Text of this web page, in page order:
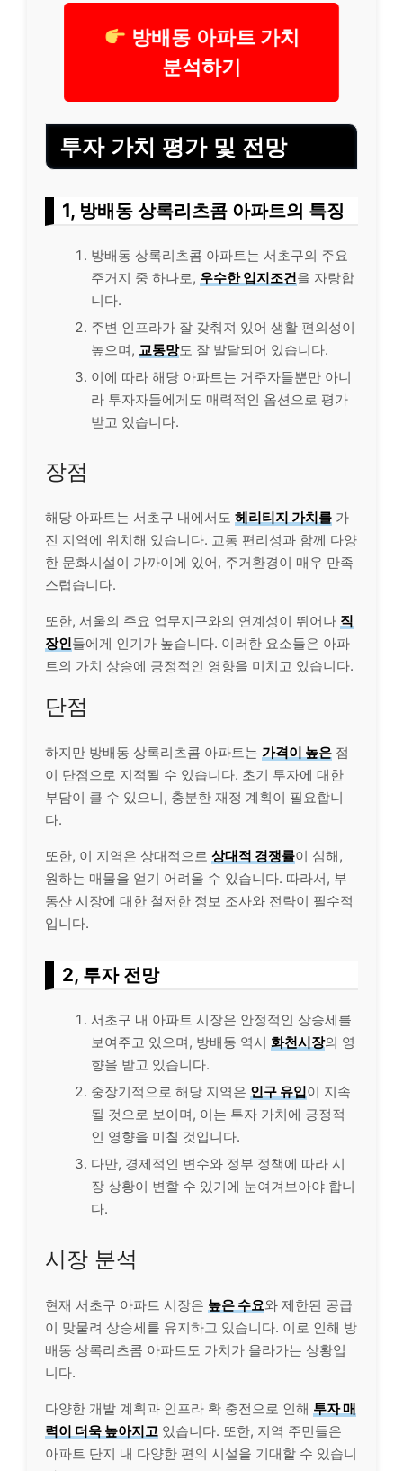
방배동 아파트 가치
분석하기
투자 가치 평가 및 전망
1, 방배동 상록리츠콤 아파트의 특징
방배동 상록리츠콤 아파트는 서초구의 주요
주거지 중 하나로, 우수한 입지조건을 자랑합
니다.
주변 인프라가 잘 갖춰져 있어 생활 편의성이
높으며, 교통망도 잘 발달되어 있습니다.
이에 따라 해당 아파트는 거주자들뿐만 아니
라 투자자들에게도 매력적인 옵션으로 평가
받고 있습니다.
장점
해당 아파트는 서초구 내에서도 헤리티지 가치를 가
진 지역에 위치해 있습니다. 교통 편리성과 함께 다양
한 문화시설이 가까이에 있어, 주거환경이 매우 만족
스럽습니다.
또한, 서울의 주요 업무지구와의 연계성이 뛰어나 직
장인들에게 인기가 높습니다. 이러한 요소들은 아파
트의 가치 상승에 긍정적인 영향을 미치고 있습니다.
단점
하지만 방배동 상록리츠콤 아파트는 가격이 높은 점
이 단점으로 지적될 수 있습니다. 초기 투자에 대한
부담이 클 수 있으니, 충분한 재정 계획이 필요합니
다.
또한, 이 지역은 상대적으로 상대적 경쟁률이 심해,
원하는 매물을 얻기 어려울 수 있습니다. 따라서, 부
동산 시장에 대한 철저한 정보 조사와 전략이 필수적
입니다.
2, 투자 전망
서초구 내 아파트 시장은 안정적인 상승세를
보여주고 있으며, 방배동 역시 화천시장의 영
향을 받고 있습니다.
중장기적으로 해당 지역은 인구 유입이 지속
될 것으로 보이며, 이는 투자 가치에 긍정적
인 영향을 미칠 것입니다.
다만, 경제적인 변수와 정부 정책에 따라 시
장 상황이 변할 수 있기에 눈여겨보아야 합니
다.
시장 분석
현재 서초구 아파트 시장은 높은 수요와 제한된 공급
이 맞물려 상승세를 유지하고 있습니다. 이로 인해 방
배동 상록리츠콤 아파트도 가치가 올라가는 상황입
니다.
다양한 개발 계획과 인프라 확 충전으로 인해 투자 매
력이 더욱 높아지고 있습니다. 또한, 지역 주민들은
아파트 단지 내 다양한 편의 시설을 기대할 수 있습니